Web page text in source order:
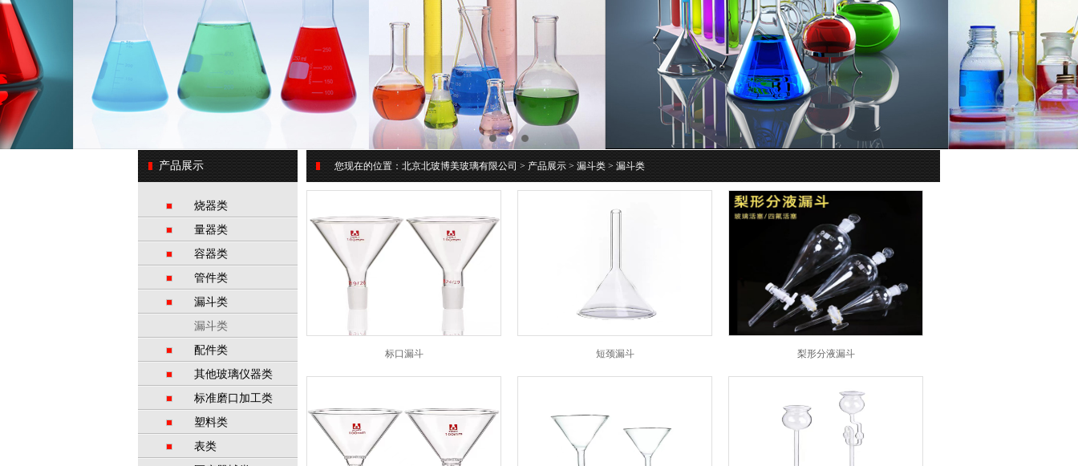
1 2 3
产品展示
烧器类
量器类
容器类
管件类
漏斗类
漏斗类
配件类
其他玻璃仪器类
标准磨口加工类
塑料类
表类
您现在的位置： 北京北玻博美玻璃有限公司 > 产品展示 > 漏斗类 > 漏斗类
标口漏斗 短颈漏斗 梨形分液漏斗